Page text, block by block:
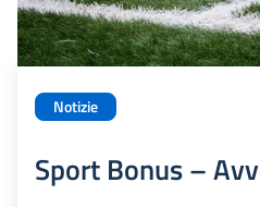
Notizie
Sport Bonus –